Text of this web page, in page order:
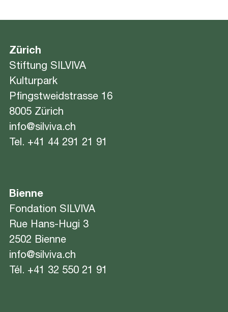
Zürich
Stiftung SILVIVA
Kulturpark
Pfingstweidstrasse 16
8005 Zürich
info@silviva.ch
Tel. +41 44 291 21 91
Bienne
Fondation SILVIVA
Rue Hans-Hugi 3
2502 Bienne
info@silviva.ch
Tél. +41 32 550 21 91